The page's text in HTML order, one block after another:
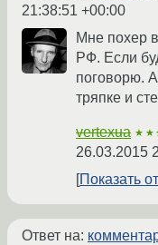
21:38:51 +00:00
Мне похер
РФ. Если
поговорю.
тряпке и
vertexua
26.03.2015
Показать
Ответ на: